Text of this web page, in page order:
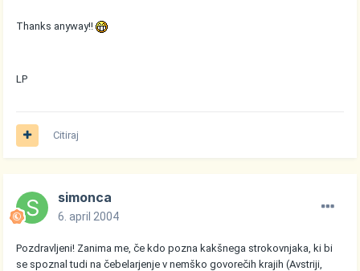
Thanks anyway!!
LP
Citiraj
simonca
6. april 2004
Pozdravljeni! Zanima me, če kdo pozna kakšnega strokovnjaka, ki bi
se spoznal tudi na čebelarjenje v nemško govorečih krajih (Avstriji,